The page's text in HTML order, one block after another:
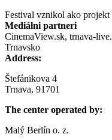
Festival vznikol ako
Mediálni partneri
CinemaView.sk, trnava-
Trnavsko
Address:
Štefánikova 4
Trnava, 91701
The center operated by:
Malý Berlín o. z.